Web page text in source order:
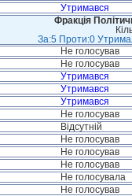
Утримався
Фракція
За:5 Проти:0
Не голосував
Не голосував
Утримався
Утримався
Утримався
Не голосував
Відсутній
Не голосував
Не голосував
Не голосував
Не голосувала
Не голосував